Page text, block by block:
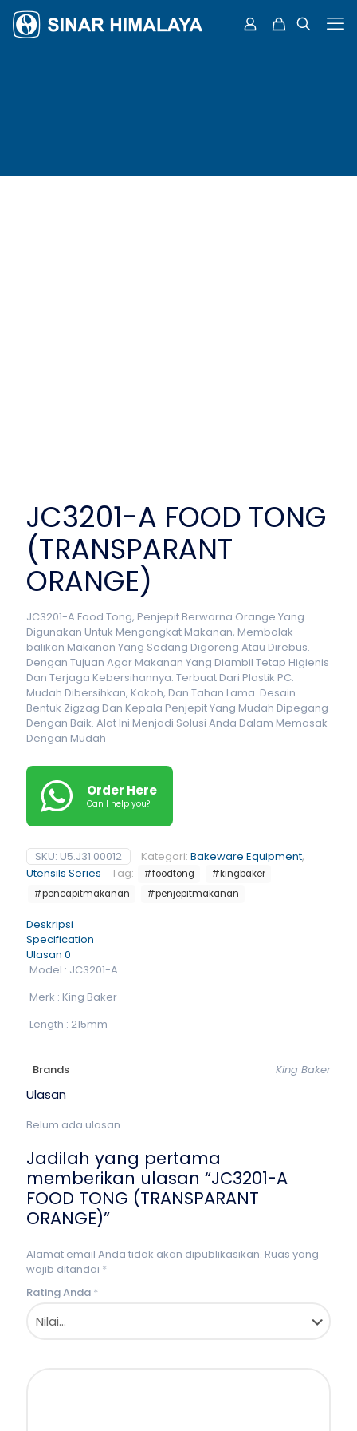
JC3201-A FOOD TONG
(TRANSPARANT
ORANGE)
JC3201-A Food Tong, Penjepit Berwarna Orange Yang
Digunakan Untuk Mengangkat Makanan, Membolak-
balikan Makanan Yang Sedang Digoreng Atau Direbus.
Dengan Tujuan Agar Makanan Yang Diambil Tetap Higienis
Dan Terjaga Kebersihannya. Terbuat Dari Plastik PC.
Mudah Dibersihkan, Kokoh, Dan Tahan Lama. Desain
Bentuk Zigzag Dan Kepala Penjepit Yang Mudah Dipegang
Dengan Baik. Alat Ini Menjadi Solusi Anda Dalam Memasak
Dengan Mudah
Order Here
Can I help you?
SKU: U5.J31.00012 Kategori: Bakeware Equipment,
Utensils Series
Tag: #foodtong
#kingbaker
#pencapitmakanan
#penjepitmakanan
Deskripsi
Specification
Ulasan 0
Model : JC3201-A
Merk : King Baker
Length : 215mm
Brands King Baker
Ulasan
Belum ada ulasan.
Jadilah yang pertama
memberikan ulasan “JC3201-A
FOOD TONG (TRANSPARANT
ORANGE)”
Alamat email Anda tidak akan dipublikasikan. Ruas yang
wajib ditandai *
Rating Anda *